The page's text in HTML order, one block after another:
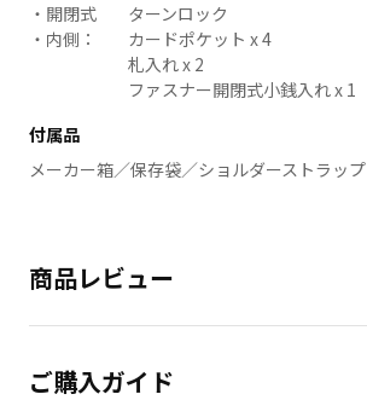
開閉式
ターンロック
内側：
カードポケット x 4
札入れ x 2
ファスナー開閉式小銭入れ x 1
付属品
メーカー箱／保存袋／ショルダーストラップ
商品レビュー
ご購入ガイド